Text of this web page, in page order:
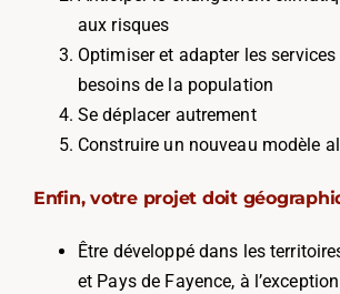
aux risques
Optimiser et adapter les
besoins de la population
Se déplacer autrement
Construire un nouveau modèle
Enfin, votre projet doit
Être développé dans les
et Pays de Fayence, à